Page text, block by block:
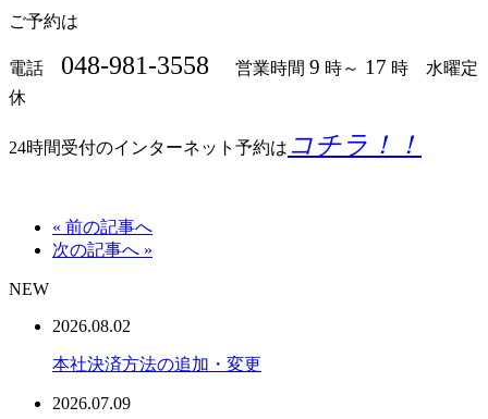
ご予約は
電話 048-981-3558 営業時間 9 時～ 17 時 水曜定
休
24時間受付のインターネット予約は コチラ！！
« 前の記事へ
次の記事へ »
NEW
2026.08.02
本社決済方法の追加・変更
2026.07.09